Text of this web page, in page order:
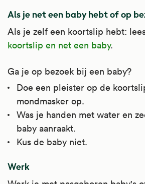
hersenen) en een bepaalde
(idiopathische
Bij ontstekingsziekten wordt
hoge dosering voor een
weken (stootkuur) en in een
dosering voor meerdere
(langdurige behandeling).
het meestal voor als
Prednison wordt ook
orgaantransplantaties en als
Als je net een baby hebt of op
Als je zelf een koortslip hebt:
koortslip en net een baby.
Ga je op bezoek bij een baby?
Doe een pleister op de
mondmasker op.
Was je handen met water en
baby aanraakt.
Kus de baby niet.
Werk